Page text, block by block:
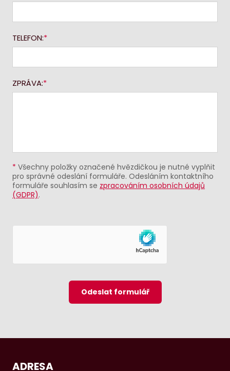
TELEFON:
ZPRÁVA:
* Všechny položky označené hvězdičkou je nutné vyplňit
pro správné odeslání formuláře. Odesláním kontaktního
formuláře souhlasím se zpracováním osobních údajů
(GDPR).
Odeslat formulář
ADRESA